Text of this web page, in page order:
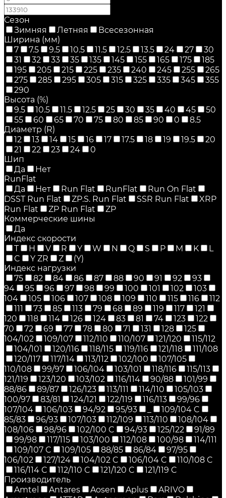
Сезон
Зимняя
Летняя
Всесезонная
Ширина (мм)
7
7.5 9.5 10.5 11.5 12.5 13.5 24 27
30
31
32 33 35 135 145 155 165 175
185
195
205 215 225 235 240 245 255
265
275
285 295 305 315 325 335 345
355
290
Высота (%)
9.5
10.5 11.5 12.5 25 30 35 40 45
50
55
60 65 70 75 80 85 90 0
8.5
Диаметр (R)
12
13 14 15 16 17 17.5 18 19 19.5
20
21
22 23 24
0
Шип
Да
Нет
RunFlat
Да
Нет Run Flat RunFlat
Run On Flat
DSST Run Flat
ZP.S. Run Flat SSR Run Flat
XRP
Run Flat
ZP Run Flat
ZP
Коммерческие шины
Да
Индекс скорости
T
H V R Y W N Q S P M K
L
C
Y ZR Z
(Y)
Индекс нагрузки
75
82 84 86 87 88 90 91 92
93
94
95 96 97 98 99 100 101 102
103
104
105 106 107 108 109 110 115 116
112
111
73 85 113 79 68 89 119 117
121
120
118 114 126 124 83 81 74 123
122
70
72 69 77 78 80 71 131 128
125
104/102
109/107 112/110 110/107 121/120
115/112
104/101
120/116 118/115 119/116 121/118
111/108
120/117
117/114 113/112 102/100
107/105
110/108
99/97 106/104 103/101 118/116
115/113
121/119
123/120 103/102 116/114 90/88
101/99
88/86
89/87 126/123 113/111 114/110
105/103
100/97
83/81 124/121 122/119 116/113
99/96
107/104
106/103 94/92 95/93
109/104 C
85/83
96/93 107/103 112/109 113/110
108/104
108/106
98/96 102/100 C 94/93 125/122
91/89
99/98
117/115 103/100 112/108 100/98
114/111
109/107 C
109/105 88/85 86/84
97/95
106/102
127/124 104/102 C 106/104 C
110/108 C
116/114 C
112/110 C 121/120 C
121/119 C
Производитель
Amtel
Antares Aosen Aplus
ARIVO